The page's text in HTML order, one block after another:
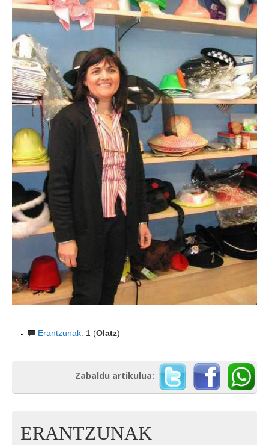
Erantzunak: 1 (Olatz)
Zabaldu artikulua:
ERANTZUNAK